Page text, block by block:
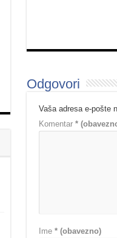
Odgovori
Vaša adresa e-pošte
Komentar *
Ime * (obavezno)